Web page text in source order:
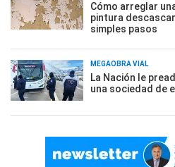
Cómo arreglar
pintura
simples pasos
MEGAOBRA VIAL
La Nación le
una sociedad de